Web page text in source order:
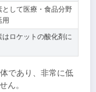
として医療・食品分野
用
ロケットの酸化剤に
であり、非常に低
ん。